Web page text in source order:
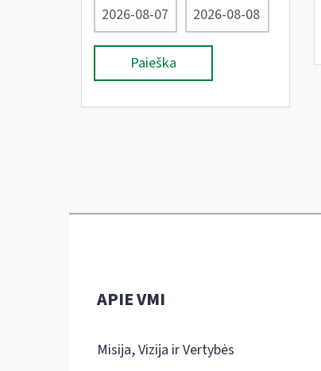
Paieška
APIE VMI
Misija, Vizija ir Vertybės